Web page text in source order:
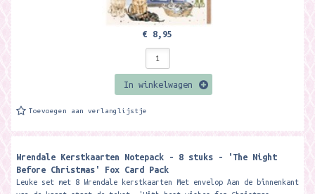
€ 8,95
In winkelwagen
Toevoegen aan verlanglijstje
Wrendale Kerstkaarten Notepack - 8 stuks - 'The Night
Before Christmas' Fox Card Pack
Leuke set met 8 Wrendale kerstkaarten Met envelop Aan de binnenkant